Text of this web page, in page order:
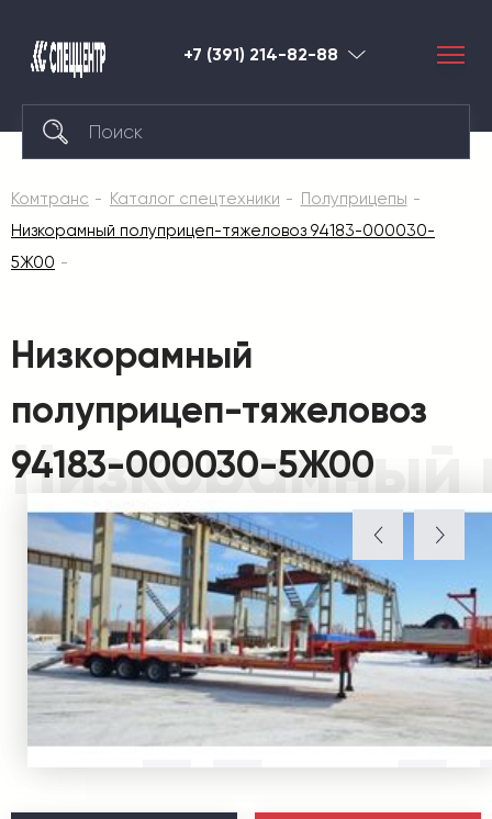
+7 (391) 214-82-88 Красноярск
Комтранс Каталог спецтехники
Полуприцепы
Низкорамный полуприцеп-тяжеловоз 94183-000030-
5Ж00
Низкорамный
Низкорамный
полуприцеп-тяжеловоз
94183-000030-5Ж00